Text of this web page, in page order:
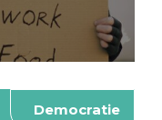
Democratie